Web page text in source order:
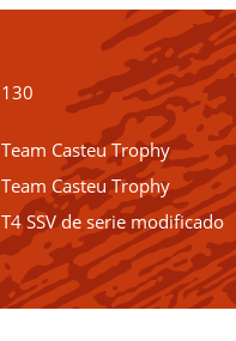
130
Team Casteu Trophy
Team Casteu Trophy
T4 SSV de serie modificado